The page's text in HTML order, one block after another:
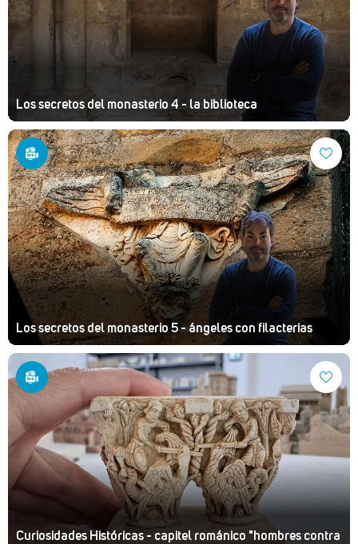
Los secretos del monasterio 4 - la biblioteca
Los secretos del monasterio 5 - ángeles con filacterias
Curiosidades Históricas - capitel románico "hombres contra